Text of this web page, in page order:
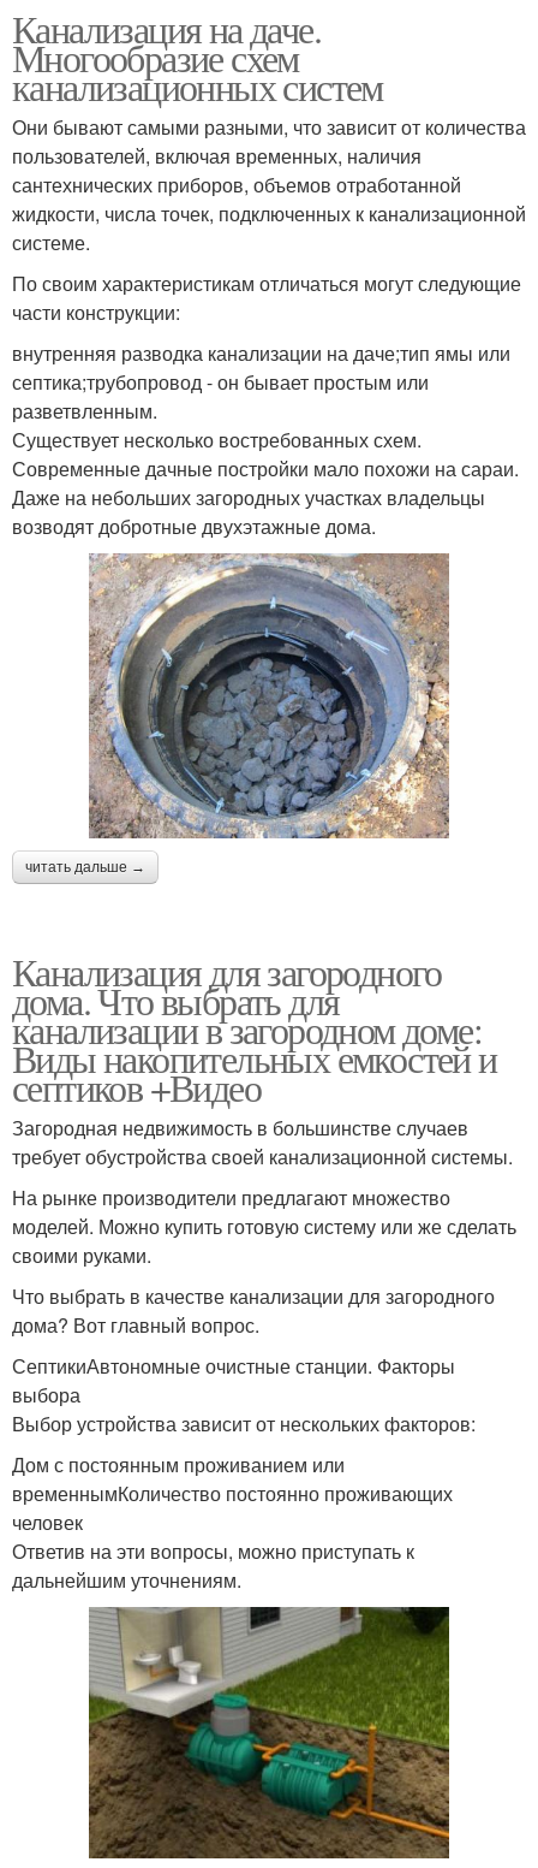
Канализация на даче.
Многообразие схем
канализационных систем
Они бывают самыми разными, что зависит от количества
пользователей, включая временных, наличия
сантехнических приборов, объемов отработанной
жидкости, числа точек, подключенных к канализационной
системе.
По своим характеристикам отличаться могут следующие
части конструкции:
внутренняя разводка канализации на даче;тип ямы или
септика;трубопровод - он бывает простым или
разветвленным.
Существует несколько востребованных схем.
Современные дачные постройки мало похожи на сараи.
Даже на небольших загородных участках владельцы
возводят добротные двухэтажные дома.
читать дальше →
Канализация для загородного
дома. Что выбрать для
канализации в загородном доме:
Виды накопительных емкостей и
септиков +Видео
Загородная недвижимость в большинстве случаев
требует обустройства своей канализационной системы.
На рынке производители предлагают множество
моделей. Можно купить готовую систему или же сделать
своими руками.
Что выбрать в качестве канализации для загородного
дома? Вот главный вопрос.
СептикиАвтономные очистные станции. Факторы
выбора
Выбор устройства зависит от нескольких факторов:
Дом с постоянным проживанием или
временнымКоличество постоянно проживающих
человек
Ответив на эти вопросы, можно приступать к
дальнейшим уточнениям.